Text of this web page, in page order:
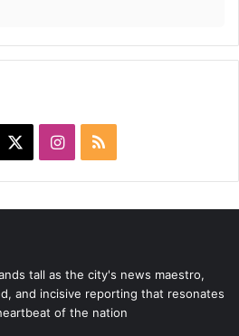
Instagram
RSS
tall as the city's news maestro,
and incisive reporting that resonates
of the nation